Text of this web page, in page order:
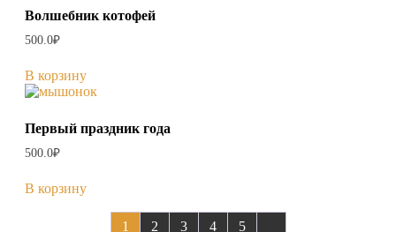
Волшебник котофей
500.0₽
В корзину
Первый праздник года
500.0₽
В корзину
1 2 3 4 5